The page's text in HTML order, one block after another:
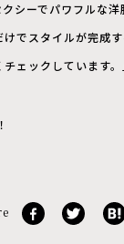
シーでパワフルな洋
でスタイルが完成
ェックしています。